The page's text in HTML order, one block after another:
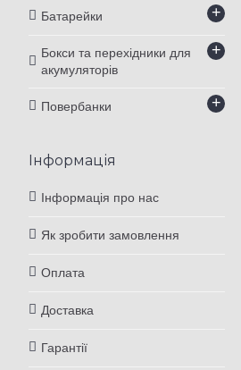
Батарейки +
Бокси та перехідники для
акумуляторів
+
Повербанки +
Інформація
Інформація про нас
Як зробити замовлення
Оплата
Доставка
Гарантії